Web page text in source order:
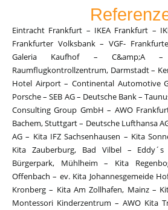
Eintracht Frankfurt – IKEA Frankfurt –
Frankfurter Volksbank – VGF-
Galeria Kaufhof – C&amp;A –
Raumflugkontrollzentrum, Darmstadt –
Hotel Airport – Continental Automotive
Porsche – SEB AG – Deutsche Bank –
Consulting Group GmbH – AWO
Bachem, Stuttgart – Deutsche Lufthansa
AG – Kita IFZ Sachsenhausen – Kita
Kita Zauberburg, Bad Vilbel –
Bürgerpark, Mühlheim – Kita
Offenbach – ev. Kita Johannesgemeide
Kronberg – Kita Am Zollhafen, Mainz –
Montessori Kinderzentrum – AWO Kita